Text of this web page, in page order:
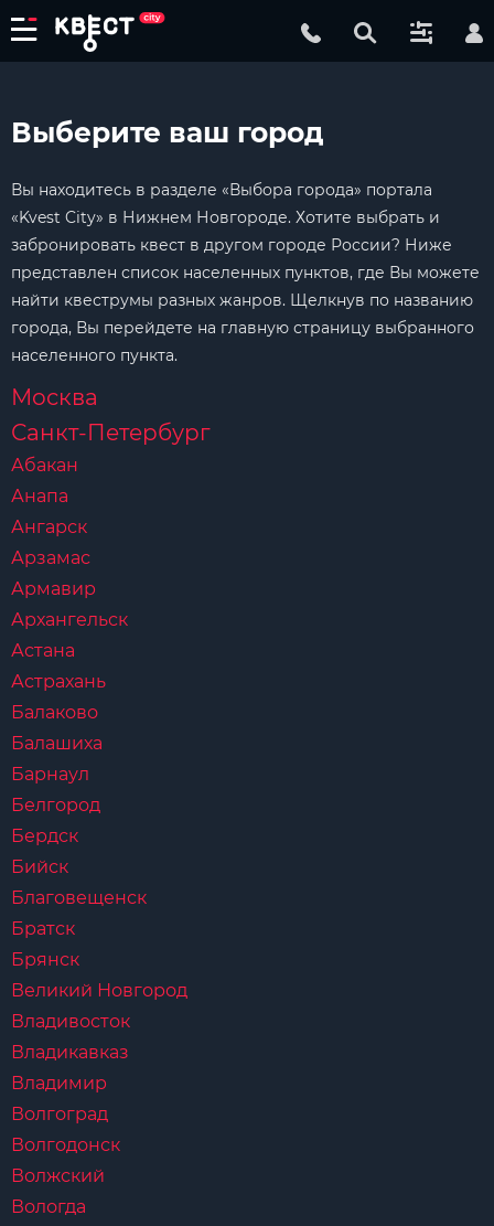
Выберите ваш город
Вы находитесь в разделе «Выбора города» портала
«Kvest City» в Нижнем Новгороде. Хотите выбрать и
забронировать квест в другом городе России? Ниже
представлен список населенных пунктов, где Вы можете
найти квеструмы разных жанров. Щелкнув по названию
города, Вы перейдете на главную страницу выбранного
населенного пункта.
Москва
Санкт-Петербург
Абакан
Анапа
Ангарск
Арзамас
Армавир
Архангельск
Астана
Астрахань
Балаково
Балашиха
Барнаул
Белгород
Бердск
Бийск
Благовещенск
Братск
Брянск
Великий Новгород
Владивосток
Владикавказ
Владимир
Волгоград
Волгодонск
Волжский
Вологда